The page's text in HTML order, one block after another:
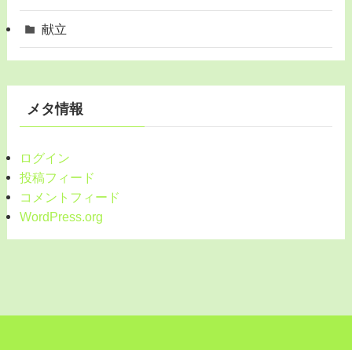
献立
メタ情報
ログイン
投稿フィード
コメントフィード
WordPress.org